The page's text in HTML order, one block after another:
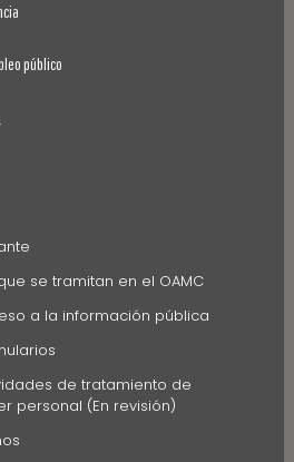
público
se tramitan en el OAMC
a la información pública
de tratamiento de
personal (En revisión)